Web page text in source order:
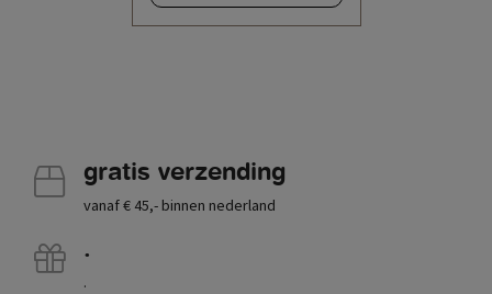
gratis verzending
vanaf € 45,- binnen nederland
.
.